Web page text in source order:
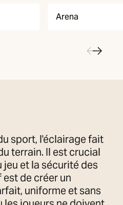
Arena
sport, l'éclairage fait
terrain. Il est crucial
et la sécurité des
de créer un
uniforme et sans